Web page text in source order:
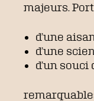
majeurs.
d’une
d’une
d’un